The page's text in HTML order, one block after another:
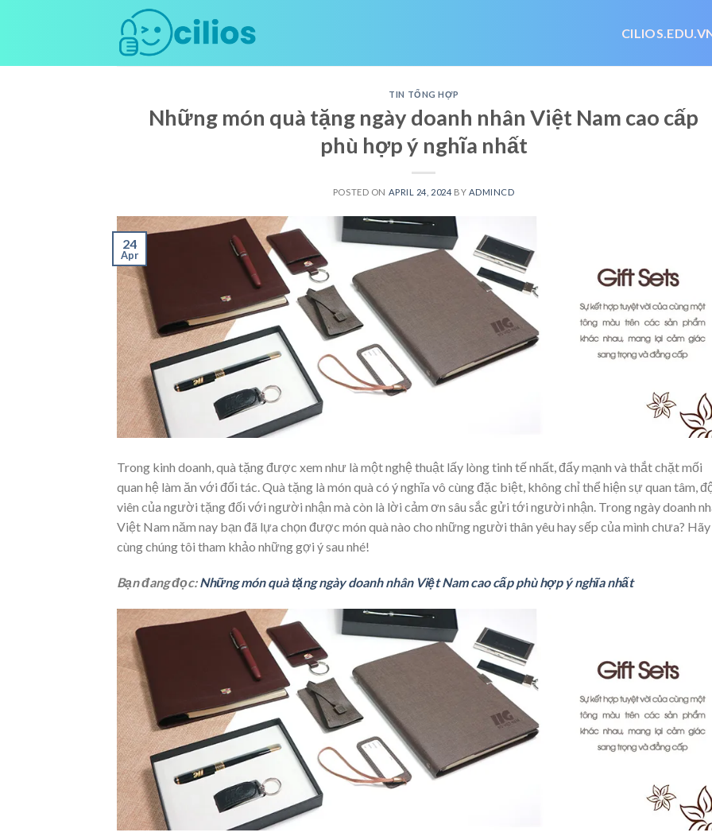
TIN TỔNG HỢP
Những món quà tặng ngày doanh nhân Việt Nam cao cấp
phù hợp ý nghĩa nhất
POSTED ON APRIL 24, 2024 BY ADMINCD
24
Apr
Trong kinh doanh, quà tặng được xem như là một nghệ thuật lấy lòng tinh tế nhất, đẩy mạnh và thắt chặt mối
quan hệ làm ăn với đối tác. Quà tặng là món quà có ý nghĩa vô cùng đặc biệt, không chỉ thể hiện sự quan tâm,
viên của người tặng đối với người nhận mà còn là lời cảm ơn sâu sắc gửi tới người nhận. Trong ngày doanh
Việt Nam năm nay bạn đã lựa chọn được món quà nào cho những người thân yêu hay sếp của mình chưa? Hãy
cùng chúng tôi tham khảo những gợi ý sau nhé!
Bạn đang đọc:Những món quà tặng ngày doanh nhân Việt Nam cao cấp phù hợp ý nghĩa nhất